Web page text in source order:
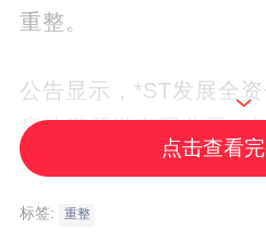
重整。
公告显示，*ST发展全
房地产开发有限公司（
司”）开具了2张公司
点击查看
标签: 重整